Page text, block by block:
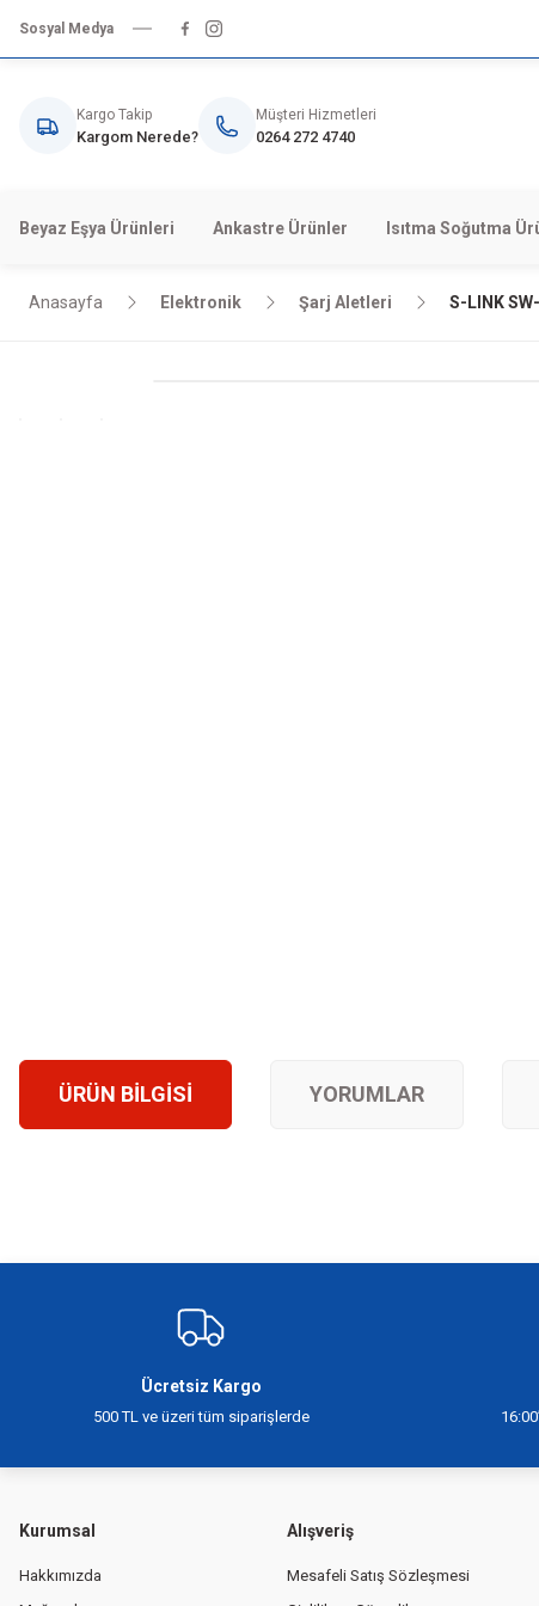
Sosyal Medya
Kargo Takip
Kargom Nerede?
Müşteri Hizmetleri
0264 272 4740
Beyaz Eşya Ürünleri Ankastre Ürünler Isıtma Soğutma
Anasayfa Elektronik Şarj Aletleri S-LINK
ÜRÜN BILGISI YORUMLAR
Ürün açıklamasında eksik bilgiler bulunuyor.
Ürün fiyatı diğer sitelerden daha pahalı.
Ücretsiz Kargo
500 TL ve üzeri tüm siparişlerde
Kurumsal
Hakkımızda
Alışveriş
Mesafeli Satış Sözleşmesi